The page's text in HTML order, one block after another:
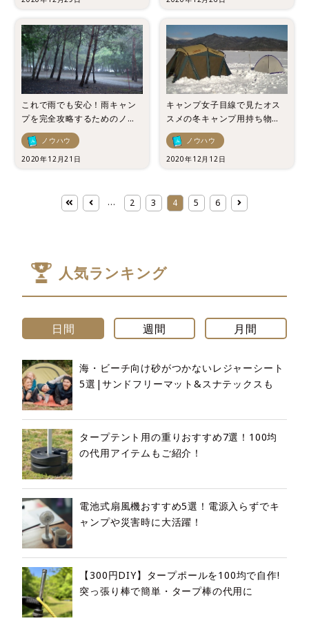
これで雨でも安心！雨キャン
プを完全攻略するためのノウ
ハウを大紹介！
ノウハウ
2020年12月21日
キャンプ女子目線で見たオス
スメの冬キャンプ用持ち物リ
ストをご紹介！
ノウハウ
2020年12月12日
... 2 3 4 5 6
人気ランキング
日間 週間 月間
海・ビーチ向け砂がつかないレジャーシート
5選|サンドフリーマット&スナテックスも
タープテント用の重りおすすめ7選！100均
の代用アイテムもご紹介！
電池式扇風機おすすめ5選！電源入らずでキ
ャンプや災害時に大活躍！
【300円DIY】タープポールを100均で自作!
突っ張り棒で簡単・タープ棒の代用に